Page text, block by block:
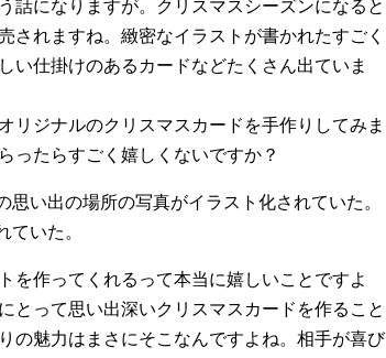
話になりますが。クリスマスシーズンになると
されますね。緻密なイラストが書かれたすごく
い仕掛けのあるカードなどたくさん出ていま
リジナルのクリスマスカードを手作りしてみま
ったらすごく嬉しくないですか？
い出の場所の写真がイラスト化されていた。
いた。
を作ってくれるって本当に嬉しいことですよ
とって思い出深いクリスマスカードを作ること
の魅力はまさにそこなんですよね。相手が喜び